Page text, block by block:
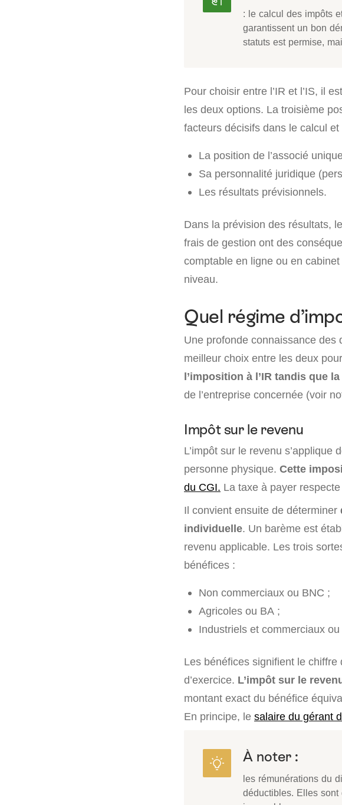
: le calcul des impôts
garantissent un bon
statuts est permise,
Pour choisir entre l’IR et l’IS, il
les deux options. La troisième
facteurs décisifs dans le calcul
La position de l’associé
Sa personnalité juridique
Les résultats prévisionnels.
Dans la prévision des résultats,
frais de gestion ont des
comptable en ligne ou en
niveau.
Quel régime
Une profonde connaissance des
meilleur choix entre les deux
l’imposition à l’IR tandis que
de l’entreprise concernée (voir
Impôt sur le revenu
L’impôt sur le revenu s’applique
personne physique. Cette
du CGI. La taxe à payer
Il convient ensuite de déterminer
individuelle. Un barème est
revenu applicable. Les trois
bénéfices :
Non commerciaux ou BNC ;
Agricoles ou BA ;
Industriels et commerciaux ou
Les bénéfices signifient le chiffre
d’exercice. L’impôt sur le
montant exact du bénéfice
En principe, le salaire du gérant
À noter :
les rémunérations du
déductibles. Elles sont